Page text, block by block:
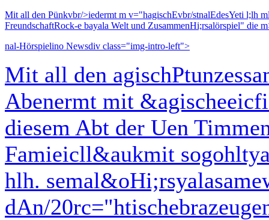
Mit all den Pünkvbr/>iedermt m v="hagischEvbr/stnalEdesYeti l;lh
FreundschaftRock-e bayala Welt und ZusammenHi;rsalörspiel" die
nal-Hörspielino Newsdiv class="img-intro-left">
Mit all den
Abenermt mit
diesem Abt der Uen
Famieicll&aukmit
hlh.
dAn/